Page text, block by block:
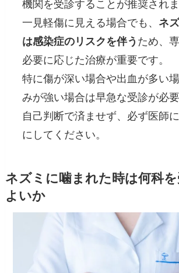
機関を受診することが推奨されま
一見軽傷に見える場合でも、 ネ
は感染症のリスクを伴う ため、
必要に応じた治療が重要です。
特に傷が深い場合や出血が多い
みが強い場合は早急な受診が必要
自己判断で済ませず、必ず医師
にしてください。
ネズミに噛まれた時は何科
よいか